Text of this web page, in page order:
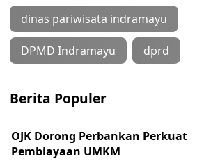
dinas pariwisata indramayu
DPMD Indramayu dprd
Berita Populer
OJK Dorong Perbankan Perkuat
Pembiayaan UMKM